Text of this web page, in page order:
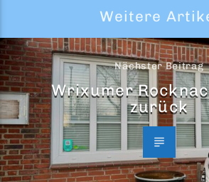
Weitere
Nächster Beitrag
Wrixumer
zurück